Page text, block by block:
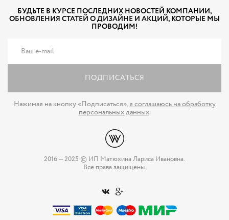
БУДЬТЕ В КУРСЕ ПОСЛЕДНИХ НОВОСТЕЙ КОМПАНИИ,
ОБНОВЛЕНИЯ СТАТЕЙ О ДИЗАЙНЕ И АКЦИЙ, КОТОРЫЕ МЫ
ПРОВОДИМ!
ПОДПИСАТЬСЯ
Нажимая на кнопку «Подписаться»,я соглашаюсь на обработку
персональных данных.
2016 — 2025 © ИП Матюхина Лариса Ивановна.
Все права защищены.